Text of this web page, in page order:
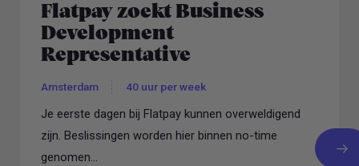
Flatpay zoekt Business
Development
Representative
Amsterdam 40 uur per week
Je eerste dagen bij Flatpay kunnen overweldigend
zijn. Beslissingen worden hier binnen no-time
genomen...